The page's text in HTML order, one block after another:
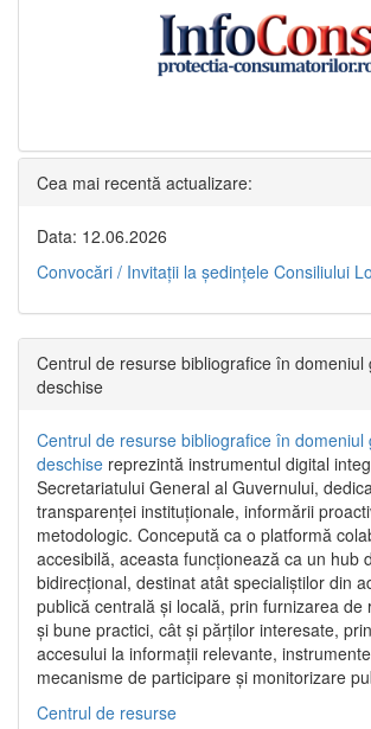
Cea mai recentă actualizare:
Data: 12.06.2026
Convocări / Invitaţii la şedinţele Consiliului
Centrul de resurse bibliografice în domeniul
deschise
Centrul de resurse bibliografice în domeniul
deschise reprezintă instrumentul digital
Secretariatului General al Guvernului,
transparenței instituționale, informării
metodologic. Concepută ca o platformă
accesibilă, aceasta funcționează ca un hub
bidirecțional, destinat atât specialiștilor din
publică centrală și locală, prin furnizarea de
și bune practici, cât și părților interesate,
accesului la informații relevante,
mecanisme de participare și monitorizare
Centrul de resurse